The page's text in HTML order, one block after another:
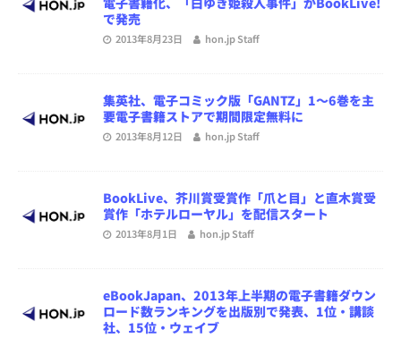
で発売
2013年8月23日 hon.jp Staff
集英社、電子コミック版「GANTZ」1〜6巻を主
要電子書籍ストアで期間限定無料に
2013年8月12日 hon.jp Staff
BookLive、芥川賞受賞作「爪と目」と直木賞受
賞作「ホテルローヤル」を配信スタート
2013年8月1日 hon.jp Staff
eBookJapan、2013年上半期の電子書籍ダウン
ロード数ランキングを出版別で発表、1位・講談
社、15位・ウェイブ